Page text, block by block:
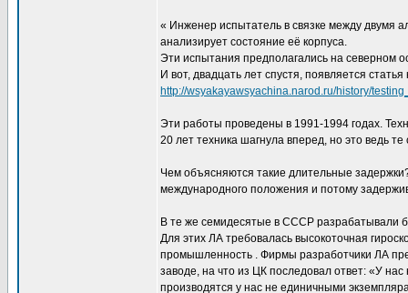
« Инженер испытатель в связке между двумя
анализирует состояние её корпуса.
Эти испытания предполагались на северном
И вот, двадцать лет спустя, появляется
http://wsyakayawsyachina.narod.ru/history/
Эти работы проведены в 1991-1994 годах.
20 лет техника шагнула вперед, но это ведь
Чем объясняются такие длительные
международного положения и потому
В те же семидесятые в СССР разрабатывали
Для этих ЛА требовалась высокоточная
промышленность . Фирмы разработчики ЛА
заводе, на что из ЦК последовал ответ: «У
производятся у нас не единичными